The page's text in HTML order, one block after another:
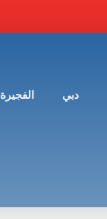
دبي الفجيرة